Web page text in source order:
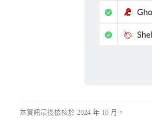
本資訊最後檢核於 2024 年 10 月。